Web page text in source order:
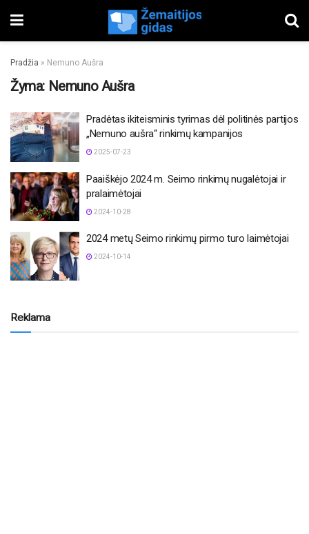
Pradžia » Nemuno Aušra
Žyma: Nemuno Aušra
Pradėtas ikiteisminis tyrimas dėl politinės partijos
„Nemuno aušra“ rinkimų kampanijos
2025-07-23
Paaiškėjo 2024 m. Seimo rinkimų nugalėtojai ir
pralaimėtojai
2024-10-28
2024 metų Seimo rinkimų pirmo turo laimėtojai
2024-10-14
Reklama